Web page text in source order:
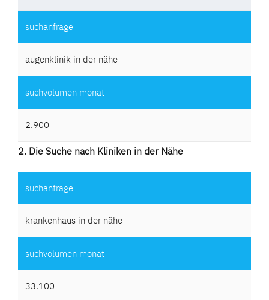
augenklinik in der nähe
2.900
2. Die Suche nach Kliniken in der Nähe
krankenhaus in der nähe
33.100